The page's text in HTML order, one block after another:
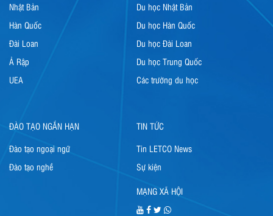
Nhật Bản
Hàn Quốc
Đài Loan
Ả Rập
UEA
Du học Nhật Bản
Du học Hàn Quốc
Du học Đài Loan
Du học Trung Quốc
Các trường du học
ĐÀO TẠO NGẮN HẠN
Đào tạo ngoại ngữ
Đào tạo nghề
TIN TỨC
Tin LETCO News
Sự kiện
MẠNG XÃ HỘI